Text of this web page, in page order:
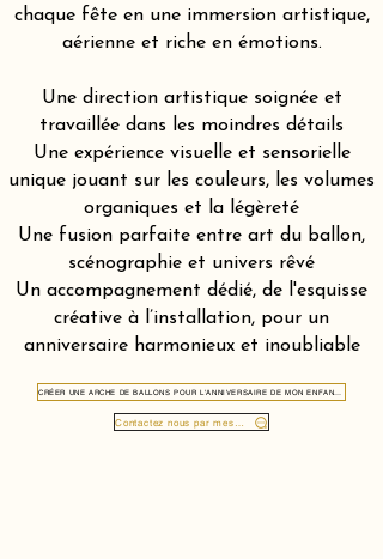
chaque fête en une immersion artistique,
aérienne et riche en émotions.
Une direction artistique soignée et
travaillée dans les moindres détails
Une expérience visuelle et sensorielle
unique jouant sur les couleurs, les volumes
organiques et la légèreté
Une fusion parfaite entre art du ballon,
scénographie et univers rêvé
Un accompagnement dédié, de l'esquisse
créative à l’installation, pour un
anniversaire harmonieux et inoubliable